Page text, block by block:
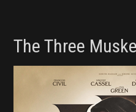
The Three